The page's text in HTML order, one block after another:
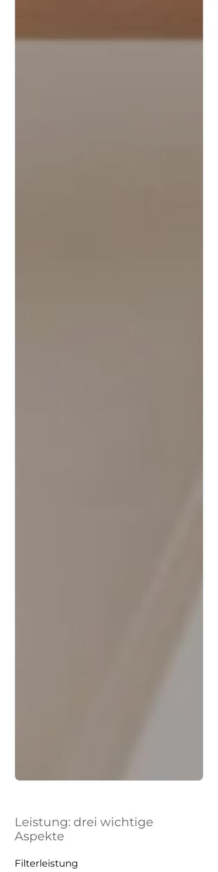
Leistung: drei wichtige
Aspekte
Filterleistung